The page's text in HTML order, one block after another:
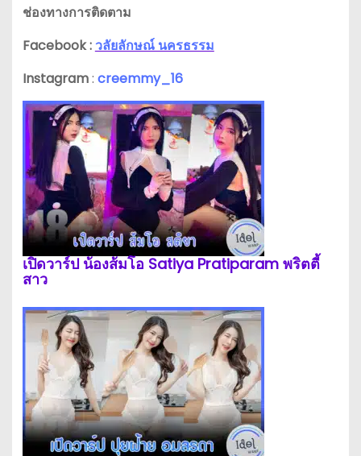
ช่องทางการติดตาม
Facebook : วลัยลักษณ์ นครธรรม
Instagram: creemmy_16
เปิดวาร์ป น้องส้มโอ Satiya Pratiparam พริตตี้
สาว